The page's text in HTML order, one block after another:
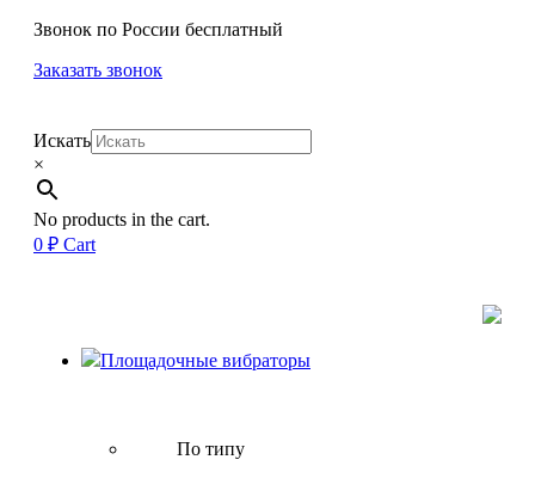
Звонок по России бесплатный
Заказать звонок
Искать
×
No products in the cart.
0 ₽ Cart
Площадочные вибраторы
По типу